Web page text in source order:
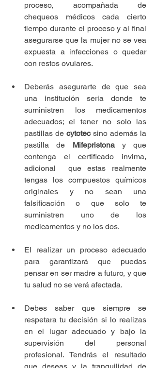
proceso, acompañada de
chequeos médicos cada cierto
tiempo durante el proceso y al final
asegurarse que la mujer no se vea
expuesta a infecciones o quedar
con restos ovulares.
Deberás asegurarte de que sea
una institución seria donde te
suministren los medicamentos
adecuados; el tener no solo las
pastillas de cytotec sino además la
pastilla de Mifepristona y que
contenga el certificado invima,
adicional  que estas realmente
tengas los compuestos químicos
originales y no sean una
falsificación o que solo te
suministren uno de los
medicamentos y no los dos.
El realizar un proceso adecuado
para garantizará que puedas
pensar en ser madre a futuro, y que
tu salud no se verá afectada.
Debes saber que siempre se
respetara tu decisión si lo realizas
en el lugar adecuado y bajo la
supervisión del personal
profesional. Tendrás el resultado